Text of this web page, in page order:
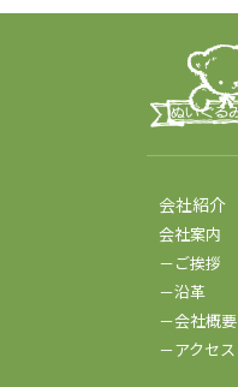
会社紹介
会社案内
－ご挨拶
－沿革
－会社概要
－アクセス